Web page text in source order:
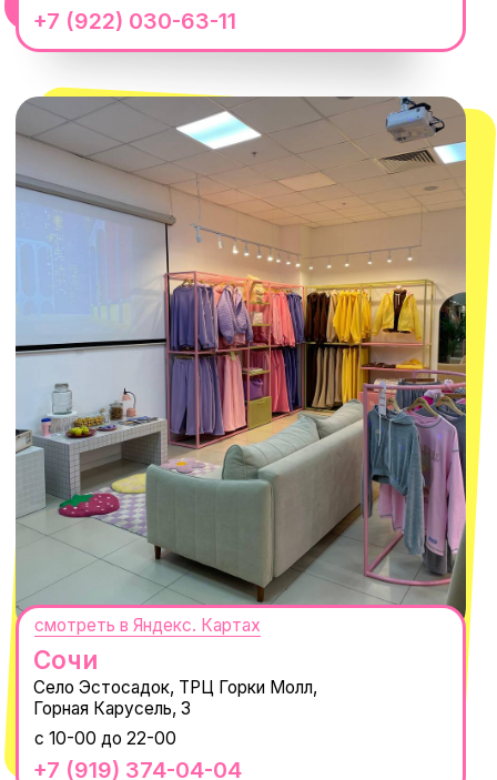
+7 (932) 602-41-15
ул. Проспект Мира, 211 к2
Москва
смотреть в Яндекс.Картах
Оплата долями
Доставка и оплата
ПОКУПАТЕЛЯМ
Вакансии
Реквизиты
Наши путешествия
Наши проекты
Новости
Каталог
О КОМПАНИИ
Нажимая "Подписаться", вы соглашаетесь с
Политикой обработки
персональных данных
Согласием на рассылку электронных
сообщений
ПОДПИСАТЬСЯ
СЕКРЕТНЫЕ ПРОМОКОДЫ, ПРИГЛАШЕНИЯ
НА МЕРОПРИЯТИЯ И АНОНСЫ НОВИНОК
@MACROCOSM_STORE
MACROCOSM
300'000+ подписчиков
14'000+ подписчиков в нашем Telegram-канале